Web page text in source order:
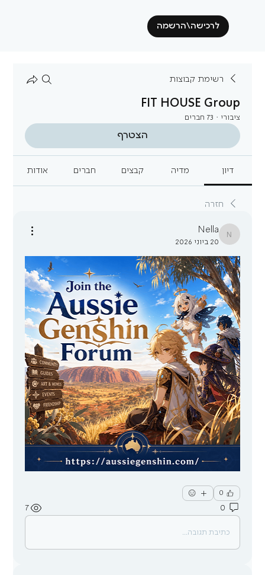
לרכישה\הרשמה
רשימת קבוצות
FIT HOUSE Group
ציבורי · 73 חברים
הצטרף
דיון מדיה קבצים חברים אודות
חזרה
Nella
Nella
20 ביוני 2026
0
0
7
כתיבת תגובה...